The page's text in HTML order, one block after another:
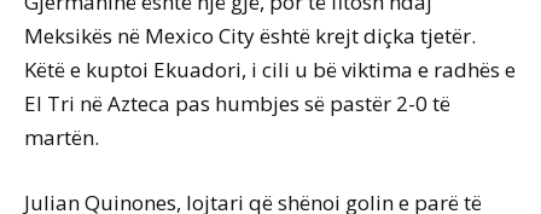
Meksikës në Mexico City është krejt diçka tjetër.
Këtë e kuptoi Ekuadori, i cili u bë viktima e radhës e
El Tri në Azteca pas humbjes së pastër 2-0 të
martën.
Julian Quinones, lojtari që shënoi golin e parë të